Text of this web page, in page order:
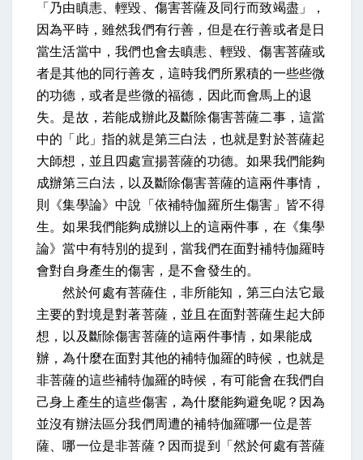
「乃由瞋恚、輕毀、傷害菩薩及同行而致竭盡」，
因為平時，雖然我們有行善，但是在行善或者是日
當生活當中，我們也會去瞋恚、輕毀、傷害菩薩或
者是其他的同行善友，這時我們所累積的一些些微
的功德，或者是些微的福德，因此而會馬上的退
失。是故，若能成辦此及斷除傷害菩薩二事，這當
中的「此」指的就是第三白法，也就是對於菩薩起
大師想，並且四處宣揚菩薩的功德。如果我們能夠
成辦第三白法，以及斷除傷害菩薩的這兩件事情，
則《集學論》中說「依補特伽羅所生傷害」皆不得
生。如果我們能夠成辦以上的這兩件事，在《集學
論》當中有特別的提到，當我們在面對補特伽羅時
會對自身產生的傷害，是不會發生的。
然於何處有菩薩住，非所能知，第三白法它最
主要的對境是對著菩薩，並且在面對菩薩生起大師
想，以及斷除傷害菩薩的這兩件事情，如果能成
辦，為什麼在面對其他的補特伽羅的時候，也就是
非菩薩的這些補特伽羅的時候，有可能會在我們自
己身上產生的這些傷害，為什麼能夠避免呢？因為
並沒有辦法區分我們周遭的補特伽羅哪一位是菩
薩、哪一位是非菩薩？因而提到「然於何處有菩薩